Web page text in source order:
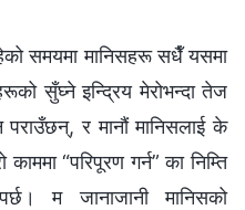
समयमा मानिसहरू सधैँ यसमा
सुँघ्ने इन्द्रिय मेरोभन्दा तेज
र मानौं मानिसलाई के
“परिपूरण गर्न” का निम्ति
म जानाजानी मानिसको